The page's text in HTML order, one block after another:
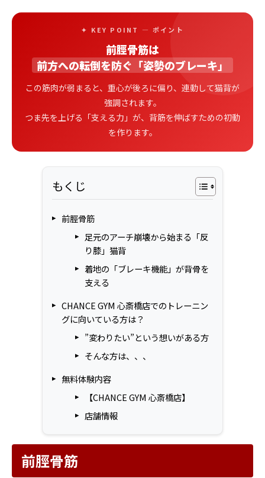
✦ KEY POINT — ポイント
前脛骨筋は
前方への転倒を防ぐ「姿勢のブレーキ」
この筋肉が弱まると、重心が後ろに偏り、連動して猫背が
強調されます。
つま先を上げる「支える力」が、背筋を伸ばすための初動
を作ります。
もくじ
前脛骨筋
足元のアーチ崩壊から始まる「反
り膝」猫背
着地の「ブレーキ機能」が背骨を
支える
CHANCE GYM 心斎橋店でのトレーニン
グに向いている方は？
”変わりたい”という想いがある方
そんな方は、、、
無料体験内容
【CHANCE GYM 心斎橋店】
店舗情報
前脛骨筋